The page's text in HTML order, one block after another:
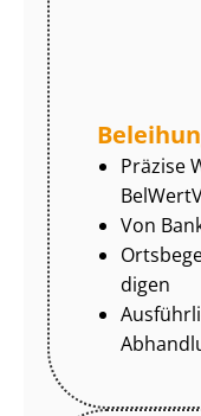
Präzise
Von
di­gen